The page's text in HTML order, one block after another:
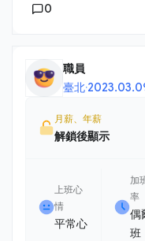
0
職員
臺北·
月薪、年薪
解鎖後顯示
上班心
情
平常心
加
率
偶
班